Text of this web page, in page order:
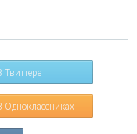
Твиттере
Одноклассниках